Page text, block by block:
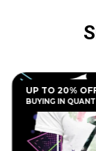
UP TO 20%
BUYING IN